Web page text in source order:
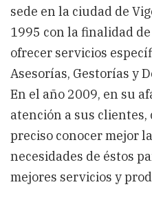
sede en la ciudad de
1995 con la finalidad
ofrecer servicios
Asesorías, Gestorías y
En el año 2009, en su
atención a sus
preciso conocer mejor
necesidades de éstos
mejores servicios y